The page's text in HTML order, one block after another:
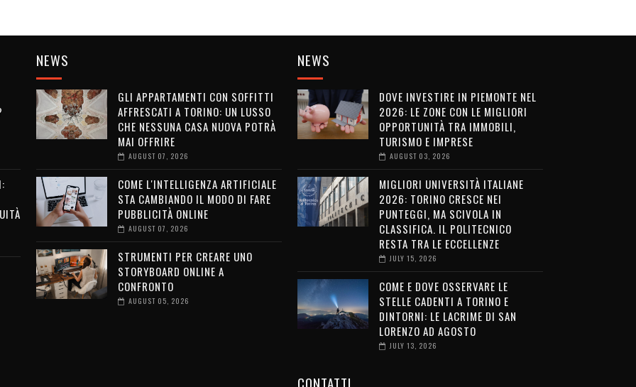
NEWS
GLI APPARTAMENTI CON SOFFITTI
AFFRESCATI A TORINO: UN LUSSO
CHE NESSUNA CASA NUOVA POTRÀ
MAI OFFRIRE
AUGUST 07, 2026
COME L'INTELLIGENZA ARTIFICIALE
STA CAMBIANDO IL MODO DI FARE
PUBBLICITÀ ONLINE
AUGUST 07, 2026
STRUMENTI PER CREARE UNO
STORYBOARD ONLINE A
CONFRONTO
AUGUST 05, 2026
NEWS
DOVE INVESTIRE IN PIEMONTE NEL
2026: LE ZONE CON LE MIGLIORI
OPPORTUNITÀ TRA IMMOBILI,
TURISMO E IMPRESE
AUGUST 03, 2026
MIGLIORI UNIVERSITÀ ITALIANE
2026: TORINO CRESCE NEI
PUNTEGGI, MA SCIVOLA IN
CLASSIFICA. IL POLITECNICO
RESTA TRA LE ECCELLENZE
JULY 15, 2026
COME E DOVE OSSERVARE LE
STELLE CADENTI A TORINO E
DINTORNI: LE LACRIME DI SAN
LORENZO AD AGOSTO
JULY 13, 2026
CONTATTI